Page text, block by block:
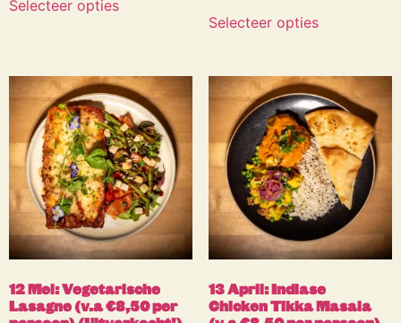
Selecteer opties
Selecteer opties
12 Mei: Vegetarische
Lasagne (v.a €8,50 per
13 April: Indiase
Chicken Tikka Masala